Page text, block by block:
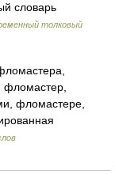
словарь
толковый
фломастере,